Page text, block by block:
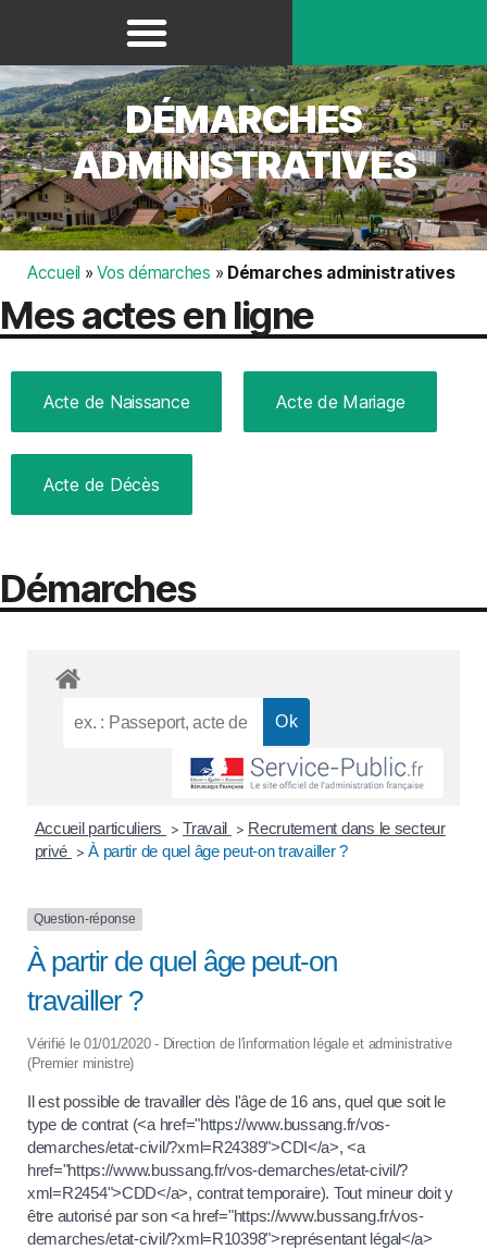
DÉMARCHES
ADMINISTRATIVES
Accueil »Vos démarches » Démarches administratives
Mes actes en ligne
Acte de Naissance Acte de Mariage
Acte de Décès
Démarches
Accueil particuliers > Travail > Recrutement dans le secteur
privé > À partir de quel âge peut-on travailler ?
Question-réponse
À partir de quel âge peut-on
travailler ?
Vérifié le 01/01/2020 - Direction de l'information légale et administrative
(Premier ministre)
Il est possible de travailler dès l'âge de 16 ans, quel que soit le
type de contrat (<a href="https://www.bussang.fr/vos-
demarches/etat-civil/?xml=R24389">CDI</a>, <a
href="https://www.bussang.fr/vos-demarches/etat-civil/?
xml=R2454">CDD</a>, contrat temporaire). Tout mineur doit y
être autorisé par son <a href="https://www.bussang.fr/vos-
demarches/etat-civil/?xml=R10398">représentant légal</a>